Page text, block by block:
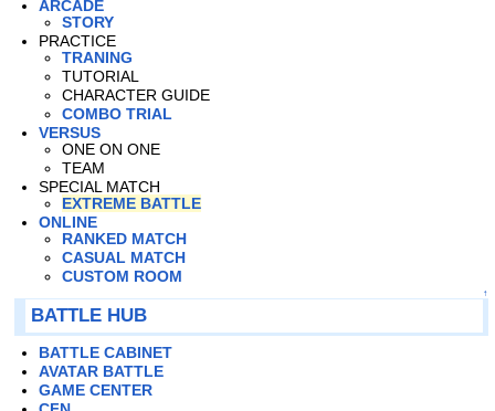
ARCADE
STORY
PRACTICE
TRANING
TUTORIAL
CHARACTER GUIDE
COMBO TRIAL
VERSUS
ONE ON ONE
TEAM
SPECIAL MATCH
EXTREME BATTLE
ONLINE
RANKED MATCH
CASUAL MATCH
CUSTOM ROOM
↑
BATTLE HUB
BATTLE CABINET
AVATAR BATTLE
GAME CENTER